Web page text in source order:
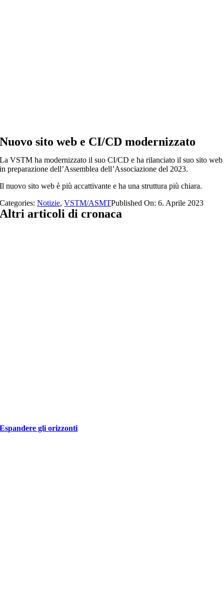
Nuovo sito web e CI/CD modernizzato
La VSTM ha modernizzato il suo CI/CD e ha rilanciato il suo sito web
in preparazione dell’Assemblea dell’Associazione del 2023.
Il nuovo sito web è più accattivante e ha una struttura più chiara.
Categories:Notizie,VSTM/ASMTPublished On: 6. Aprile 2023
Altri articoli di cronaca
Espandere gli orizzonti